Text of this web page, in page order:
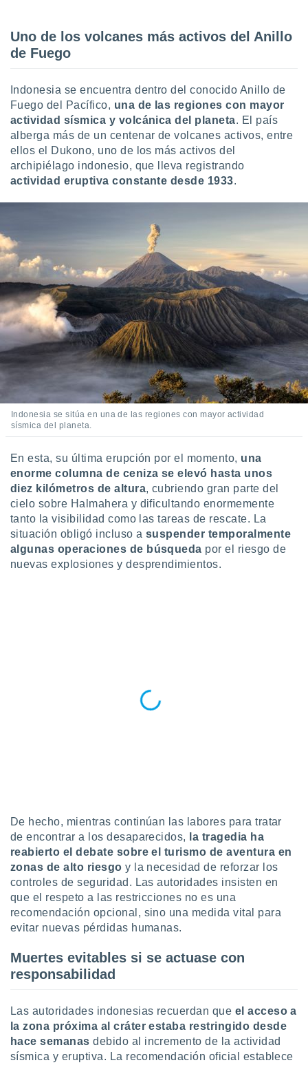
datos
en
en
un
o acceder
datos
perfiles
utilizar
uso de
la
medir el
de la
el
del
o a través
de
de
1199
Uno de los volcanes más activos del Anillo
de Fuego
Indonesia se encuentra dentro del conocido Anillo de
Fuego del Pacífico, una de las regiones con mayor
actividad sísmica y volcánica del planeta. El país
alberga más de un centenar de volcanes activos, entre
ellos el Dukono, uno de los más activos del
archipiélago indonesio, que lleva registrando
actividad eruptiva constante desde 1933.
Indonesia se sitúa en una de las regiones con mayor actividad
sísmica del planeta.
En esta, su última erupción por el momento, una
enorme columna de ceniza se elevó hasta unos
diez kilómetros de altura, cubriendo gran parte del
cielo sobre Halmahera y dificultando enormemente
tanto la visibilidad como las tareas de rescate. La
situación obligó incluso a suspender temporalmente
algunas operaciones de búsqueda por el riesgo de
nuevas explosiones y desprendimientos.
De hecho, mientras continúan las labores para tratar
de encontrar a los desaparecidos,
la tragedia ha
reabierto el debate sobre el turismo de aventura en
zonas de alto riesgo y la necesidad de reforzar los
controles de seguridad. Las autoridades insisten en
que el respeto a las restricciones no es una
recomendación opcional, sino una medida vital para
evitar nuevas pérdidas humanas.
Muertes evitables si se actuase con
responsabilidad
Las autoridades indonesias recuerdan que el acceso a
la zona próxima al cráter estaba restringido desde
hace semanas debido al incremento de la actividad
sísmica y eruptiva. La recomendación oficial establece